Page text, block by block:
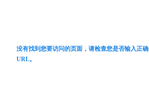
没有找到您要访问的页面，请检查您是否输入正确
URL。